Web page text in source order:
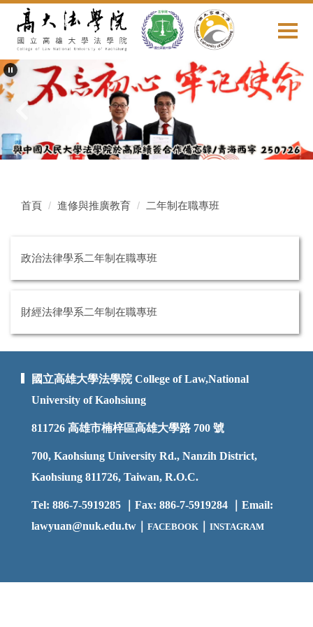
要
內
容
區
首頁 進修與推廣教育 二年制在職專班
政治法律學系二年制在職專班
財經法律學系二年制在職專班
國立高雄大學法學院 College of Law,National
University of Kaohsiung
811726 高雄市楠梓區高雄大學路 700 號
700, Kaohsiung University Rd., Nanzih District,
Kaohsiung 811726, Taiwan, R.O.C.
Tel: 886-7-5919285 ｜Fax: 886-7-5919284 ｜Email:
lawyuan@nuk.edu.tw｜ FACEBOOK INSTAGRAM